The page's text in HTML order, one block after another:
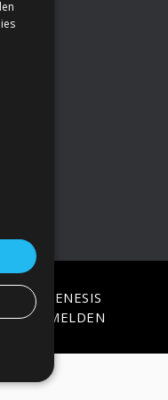
ON
GENESIS
·ANMELDEN